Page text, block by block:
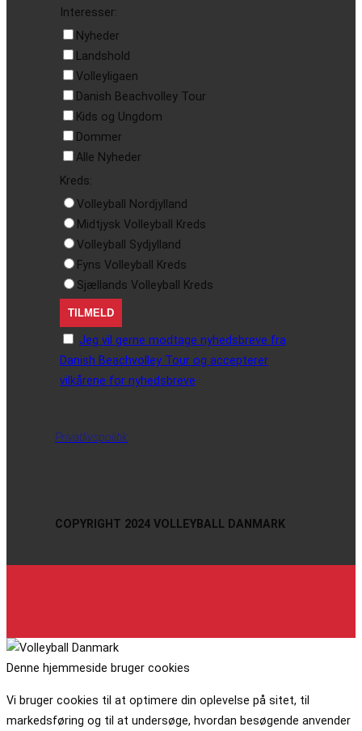
Interesser:
Nyheder
Landshold
Volleyligaen
Danish Beachvolley Tour
Kids og Ungdom
Dommer
Alle Nyheder
Kreds:
Volleyball Nordjylland
Midtjysk Volleyball Kreds
Volleyball Sydjylland
Fyns Volleyball Kreds
Sjællands Volleyball Kreds
Jeg vil gerne modtage nyhedsbreve fra
Danish Beachvolley Tour og accepterer
vilkårene for nyhedsbreve
Privatlivspolitik
COPYRIGHT 2024 VOLLEYBALL DANMARK
Denne hjemmeside bruger cookies
Vi bruger cookies til at optimere din oplevelse på sitet, til
markedsføring og til at undersøge, hvordan besøgende anvender